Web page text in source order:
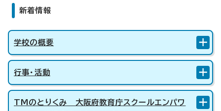
新着情報
学校の概要
行事・活動
TMのとりくみ 大阪府教育庁スクールエンパワ